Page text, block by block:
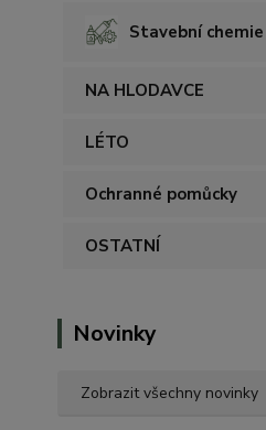
Stavební chemie
NA HLODAVCE
LÉTO
Ochranné pomůcky
OSTATNÍ
Novinky
Zobrazit všechny novinky